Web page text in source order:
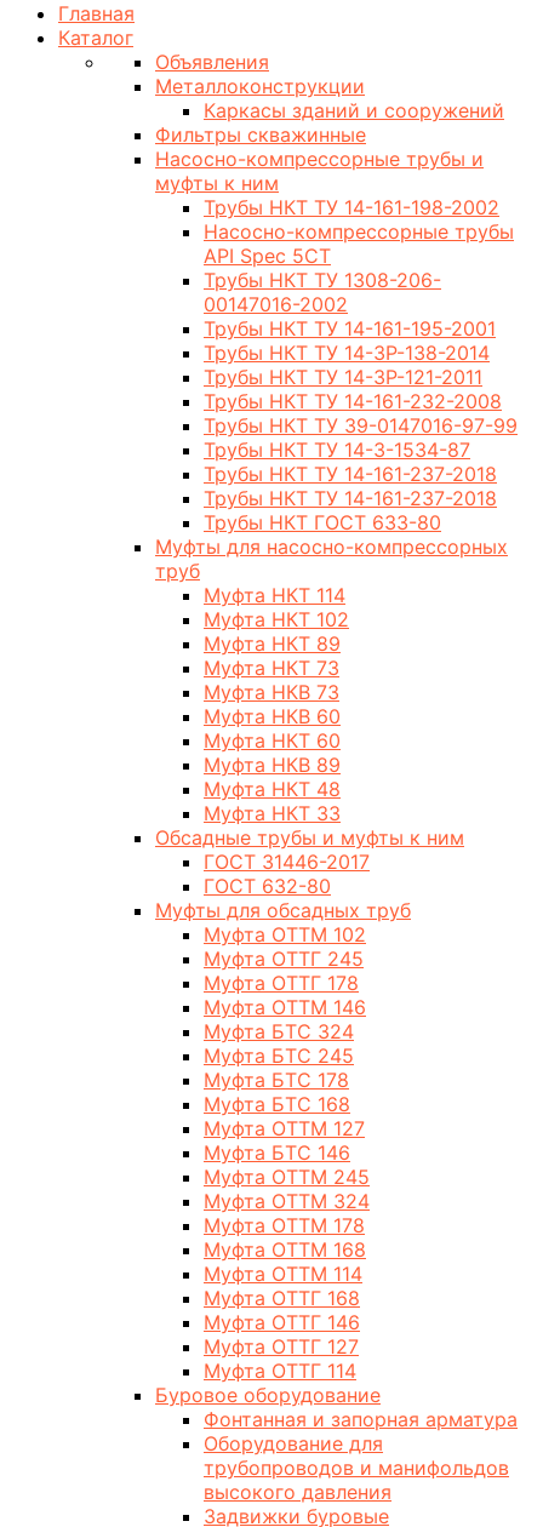
Главная
Каталог
Объявления
Металлоконструкции
Каркасы зданий и сооружений
Фильтры скважинные
Насосно-компрессорные трубы и
муфты к ним
Трубы НКТ ТУ 14-161-198-2002
Насосно-компрессорные трубы
API Spec 5CT
Трубы НКТ ТУ 1308-206-
00147016-2002
Трубы НКТ ТУ 14-161-195-2001
Трубы НКТ ТУ 14-3Р-138-2014
Трубы НКТ ТУ 14-3Р-121-2011
Трубы НКТ ТУ 14-161-232-2008
Трубы НКТ ТУ 39-0147016-97-99
Трубы НКТ ТУ 14-3-1534-87
Трубы НКТ ТУ 14-161-237-2018
Трубы НКТ ТУ 14-161-237-2018
Трубы НКТ ГОСТ 633-80
Муфты для насосно-компрессорных
труб
Муфта НКТ 114
Муфта НКТ 102
Муфта НКТ 89
Муфта НКТ 73
Муфта НКВ 73
Муфта НКВ 60
Муфта НКТ 60
Муфта НКВ 89
Муфта НКТ 48
Муфта НКТ 33
Обсадные трубы и муфты к ним
ГОСТ 31446-2017
ГОСТ 632-80
Муфты для обсадных труб
Муфта ОТТМ 102
Муфта ОТТГ 245
Муфта ОТТГ 178
Муфта ОТТМ 146
Муфта БТС 324
Муфта БТС 245
Муфта БТС 178
Муфта БТС 168
Муфта ОТТМ 127
Муфта БТС 146
Муфта ОТТМ 245
Муфта ОТТМ 324
Муфта ОТТМ 178
Муфта ОТТМ 168
Муфта ОТТМ 114
Муфта ОТТГ 168
Муфта ОТТГ 146
Муфта ОТТГ 127
Муфта ОТТГ 114
Буровое оборудование
Фонтанная и запорная арматура
Оборудование для
трубопроводов и манифольдов
высокого давления
Задвижки буровые